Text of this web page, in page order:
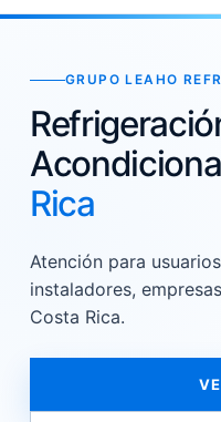
GRUPO LEAHO
Rica
Atención para
instaladores,
Costa Rica.